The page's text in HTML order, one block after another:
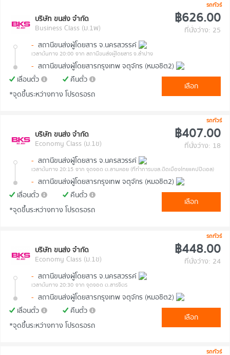
รถทัวร์
บริษัท ขนส่ง จำกัด
Business Class (ม.1พ)
฿626.00
ที่นั่งว่าง: 25
- สถานีขนส่งผู้โดยสาร จ.นครสวรรค์
เวลาต้นทาง 20:00 จาก สถานีขนส่งผู้โดยสาร จ.ลำปาง
- สถานีขนส่งผู้โดยสารกรุงเทพ จตุจักร (หมอชิต2)
เลื่อนตั๋ว
คืนตั๋ว
*จุดขึ้นระหว่างทาง โปรดรอรถ
เลือก
รถทัวร์
บริษัท ขนส่ง จำกัด
Economy Class (ม.1ข)
฿407.00
ที่นั่งว่าง: 18
- สถานีขนส่งผู้โดยสาร จ.นครสวรรค์
เวลาต้นทาง 20:15 จาก จุดจอด ต.ลานหอย (ที่ทำการบขส.ติดเมืองไทยแคปปิตอล)
- สถานีขนส่งผู้โดยสารกรุงเทพ จตุจักร (หมอชิต2)
เลื่อนตั๋ว
คืนตั๋ว
*จุดขึ้นระหว่างทาง โปรดรอรถ
เลือก
รถทัวร์
บริษัท ขนส่ง จำกัด
Economy Class (ม.1ข)
฿448.00
ที่นั่งว่าง: 24
- สถานีขนส่งผู้โดยสาร จ.นครสวรรค์
เวลาต้นทาง 20:30 จาก จุดจอด ต.สารจิตร
- สถานีขนส่งผู้โดยสารกรุงเทพ จตุจักร (หมอชิต2)
เลื่อนตั๋ว
คืนตั๋ว
*จุดขึ้นระหว่างทาง โปรดรอรถ
เลือก
รถทัวร์